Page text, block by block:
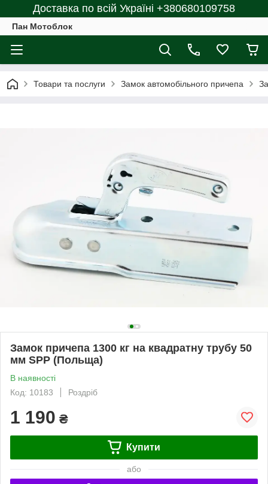
Доставка по всій Україні +380680109758
Пан Мотоблок
Товари та послуги Замок автомобільного причепа
Замок причепа 1300 кг на квадратну трубу 50
мм SPP (Польща)
В наявності
Код: 10183
Роздріб
1 190 ₴
Купити
або